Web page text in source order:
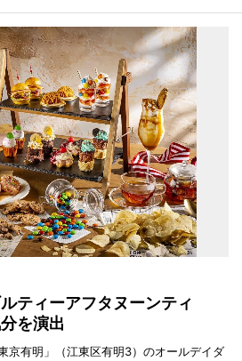
ティーアフタヌーンティ
を演出
京有明」（江東区有明3）のオールデイダ